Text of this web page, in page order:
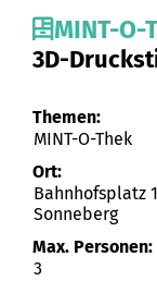
MINT-O-
3D-
Themen:
MINT-O-Thek
Ort:
Bahnhofsplatz
Sonneberg
Max. Personen:
3